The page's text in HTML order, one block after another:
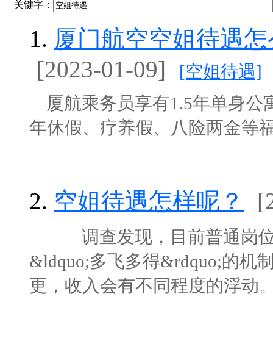
关键字：
1. 厦门航空空姐待遇
[2023-01-09]
[空姐待遇]
厦航乘务员享有1.5年单身公
年休假、疗养假、八险两金等
2. 空姐待遇怎样呢？
调查发现，目前普通岗位
&ldquo;多飞多得&rdquo;的机
更，收入会有不同程度的浮动